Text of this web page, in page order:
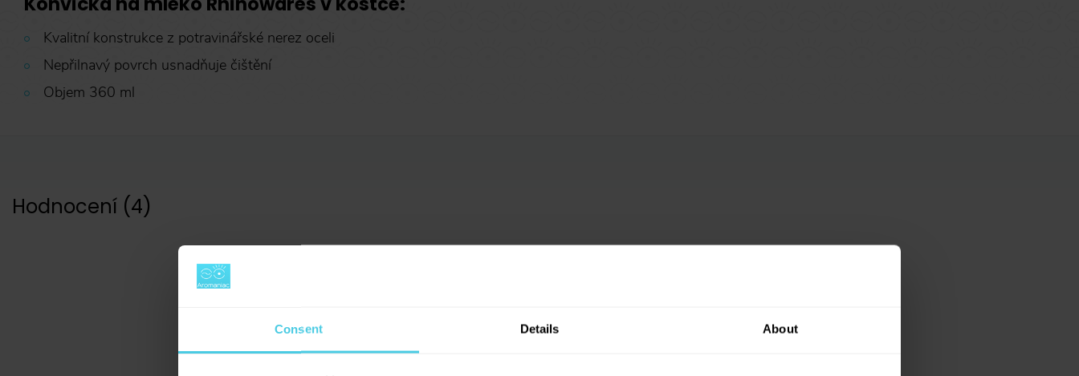
Consent Details About
Kvalitní konstrukce z potravinářské nerez oceli
Nepřilnavý povrch usnadňuje čištění
Objem 360 ml
Hodnocení (4)
0x